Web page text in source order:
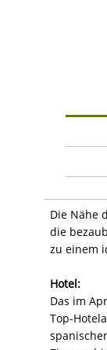
Die Nähe
die
zu einem
Hotel:
Das im
Top-